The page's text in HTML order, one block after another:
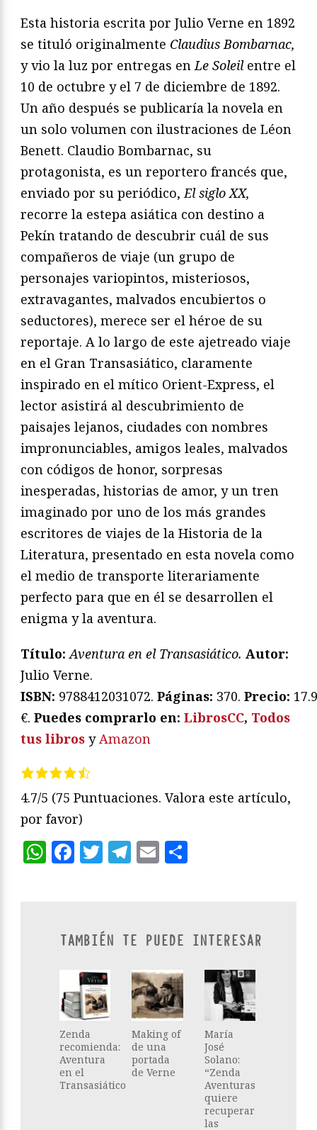
Esta historia escrita por Julio Verne en 1892
se tituló originalmente Claudius Bombarnac,
y vio la luz por entregas enLe Soleilentre el
10 de octubre y el 7 de diciembre de 1892.
Un año después se publicaría la novela en
un solo volumen con ilustraciones de Léon
Benett. Claudio Bombarnac, su
protagonista, es un reportero francés que,
enviado por su periódico,El siglo XX,
recorre la estepa asiática con destino a
Pekín tratando de descubrir cuál de sus
compañeros de viaje (un grupo de
personajes variopintos, misteriosos,
extravagantes, malvados encubiertos o
seductores), merece ser el héroe de su
reportaje. A lo largo de este ajetreado viaje
en el Gran Transasiático, claramente
inspirado en el mítico Orient-Express, el
lector asistirá al descubrimiento de
paisajes lejanos, ciudades con nombres
impronunciables, amigos leales, malvados
con códigos de honor, sorpresas
inesperadas, historias de amor, y un tren
imaginado por uno de los más grandes
escritores de viajes de la Historia de la
Literatura, presentado en esta novela como
el medio de transporte literariamente
perfecto para que en él se desarrollen el
enigma y la aventura.
Título: Aventura en el Transasiático. Autor:
Julio Verne.
ISBN: 9788412031072. Páginas: 370. Precio:
€. Puedes comprarlo en: LibrosCC, Todos
tus libros yAmazon
4.7/5 (75 Puntuaciones. Valora este artículo,
por favor)
WhatsApp
Facebook
Twitter
Telegram
Email
TAMBIÉN TE PUEDE INTERESAR
Zenda
recomienda:
Aventura
en el
Transasiático
Making of
de una
portada
de Verne
María
José
Solano:
“Zenda
Aventuras
quiere
recuperar
las